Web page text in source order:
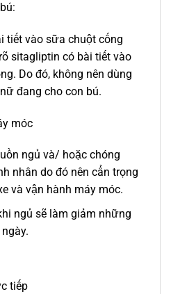
tiết vào sữa chuột cống
sitagliptin có bài tiết vào
Do đó, không nên dùng
đang cho con bú.
móc
ngủ và/ hoặc chóng
nhân do đó nên cẩn trọng
và vận hành máy móc.
ngủ sẽ làm giảm những
tiếp